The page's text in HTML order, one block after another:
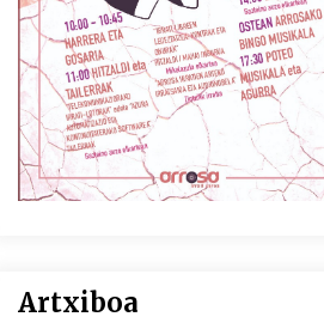
Arrosaren laburpen
Hamaika Telebistaren
2021/06/30
Artxiboa